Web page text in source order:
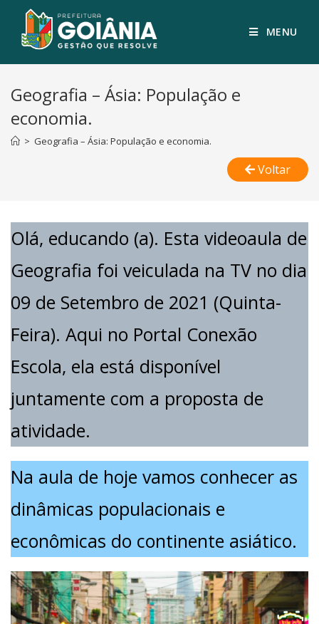
MENU
Geografia – Ásia: População e
economia.
> Geografia – Ásia: População e economia.
Voltar
Olá, educando (a). Esta videoaula de
Geografia foi veiculada na TV no dia
09 de Setembro de 2021 (Quinta-
Feira). Aqui no Portal Conexão
Escola, ela está disponível
juntamente com a proposta de
atividade.
Na aula de hoje vamos conhecer as
dinâmicas populacionais e
econômicas do continente asiático.